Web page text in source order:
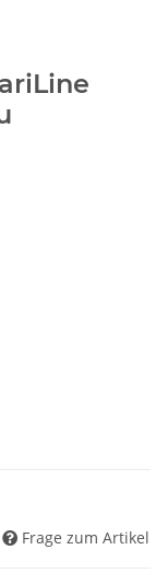
Frage zum Artikel